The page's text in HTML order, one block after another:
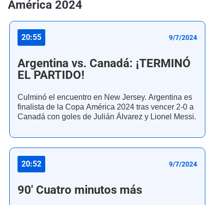
América 2024
20:55 9/7/2024
Argentina vs. Canadá: ¡TERMINÓ
EL PARTIDO!
Culminó el encuentro en New Jersey. Argentina es
finalista de la Copa América 2024 tras vencer 2-0 a
Canadá con goles de Julián Álvarez y Lionel Messi.
20:52 9/7/2024
90' Cuatro minutos más